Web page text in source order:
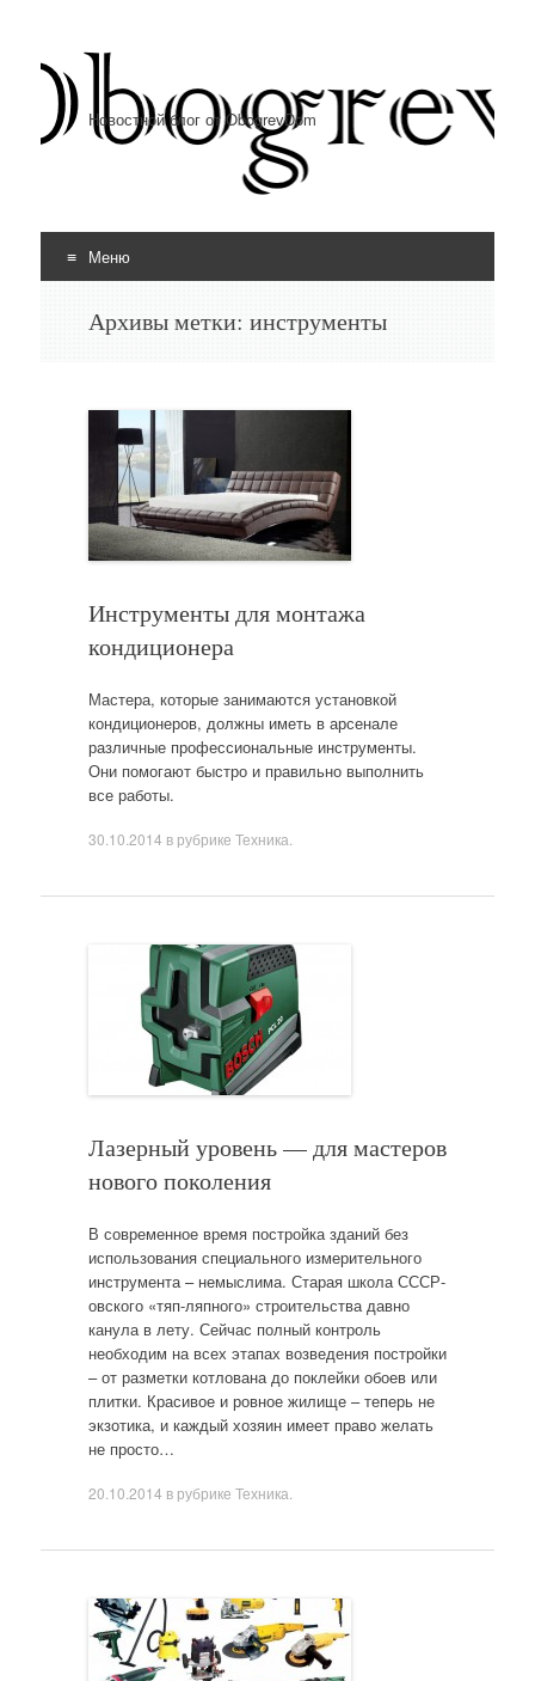
Новостной блог от ObogrevDom
Меню
Архивы метки: инструменты
Инструменты для монтажа
кондиционера
Мастера, которые занимаются установкой
кондиционеров, должны иметь в арсенале
различные профессиональные инструменты.
Они помогают быстро и правильно выполнить
все работы.
30.10.2014 в рубрике Техника
Лазерный уровень — для мастеров
нового поколения
В современное время постройка зданий без
использования специального измерительного
инструмента – немыслима. Старая школа СССР-
овского «тяп-ляпного» строительства давно
канула в лету. Сейчас полный контроль
необходим на всех этапах возведения постройки
– от разметки котлована до поклейки обоев или
плитки. Красивое и ровное жилище – теперь не
экзотика, и каждый хозяин имеет право желать
не просто…
20.10.2014 в рубрике Техника